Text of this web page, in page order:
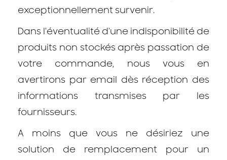
exceptionnellement survenir.
Dans l'éventualité d'une indisponibilité de
produits non stockés après passation de
votre commande, nous vous en
avertirons par email dès réception des
informations transmises par les
fournisseurs.
A moins que vous ne désiriez une
solution de remplacement pour un